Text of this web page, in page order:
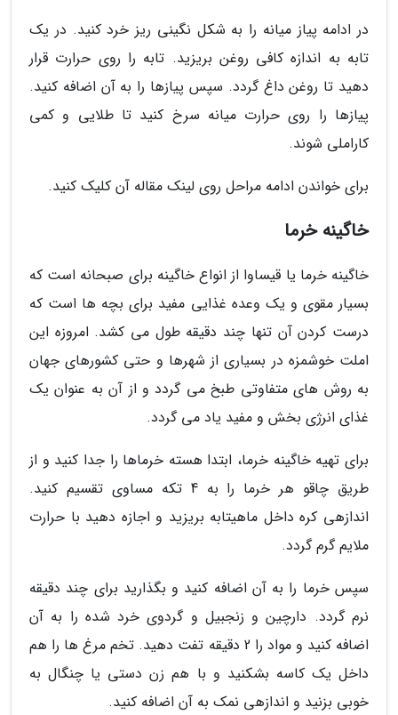
در ادامه پیاز میانه را به شکل نگینی ریز خرد کنید. در یک
تابه به اندازه کافی روغن بریزید. تابه را روی حرارت قرار
دهید تا روغن داغ گردد. سپس پیازها را به آن اضافه کنید.
پیازها را روی حرارت میانه سرخ کنید تا طلایی و کمی
کاراملی شوند.
برای خواندن ادامه مراحل روی لینک مقاله آن کلیک کنید.
خاگینه خرما
خاگینه خرما یا قیساوا از انواع خاگینه برای صبحانه است که
بسیار مقوی و یک وعده غذایی مفید برای بچه ها است که
درست کردن آن تنها چند دقیقه طول می کشد. امروزه این
املت خوشمزه در بسیاری از شهرها و حتی کشورهای جهان
به روش های متفاوتی طبخ می گردد و از آن به عنوان یک
غذای انرژی بخش و مفید یاد می گردد.
برای تهیه خاگینه خرما، ابتدا هسته خرماها را جدا کنید و از
طریق چاقو هر خرما را به 4 تکه مساوی تقسیم کنید.
اندازهی کره داخل ماهیتابه بریزید و اجازه دهید با حرارت
ملایم گرم گردد.
سپس خرما را به آن اضافه کنید و بگذارید برای چند دقیقه
نرم گردد. دارچین و زنجبیل و گردوی خرد شده را به آن
اضافه کنید و مواد را 2 دقیقه تفت دهید. تخم مرغ ها را هم
داخل یک کاسه بشکنید و با هم زن دستی یا چنگال به
خوبی بزنید و اندازهی نمک به آن اضافه کنید.